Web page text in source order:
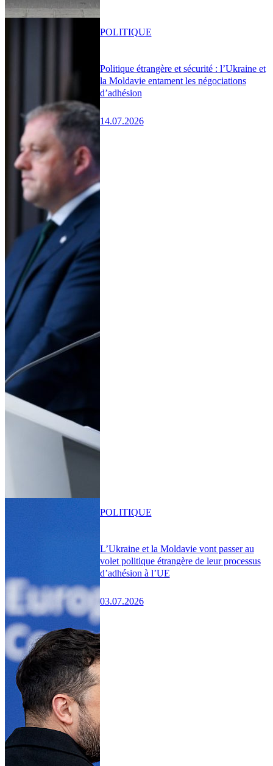
Politique étrangère et sécurité : l’Ukraine et
la Moldavie entament les négociations
d’adhésion
14.07.2026
POLITIQUE
L’Ukraine et la Moldavie vont passer au
volet politique étrangère de leur processus
d’adhésion à l’UE
03.07.2026
POLITIQUE